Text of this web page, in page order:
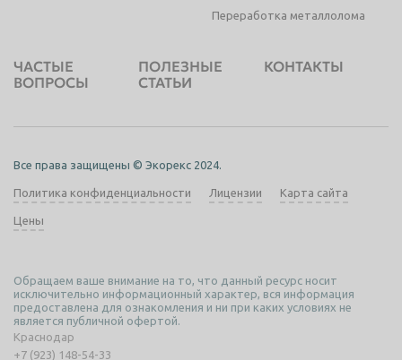
Переработка металлолома
ЧАСТЫЕ
ВОПРОСЫ
ПОЛЕЗНЫЕ
СТАТЬИ
КОНТАКТЫ
Все права защищены © Экорекс 2024.
Политика конфиденциальности Лицензии Карта сайта
Цены
Обращаем ваше внимание на то, что данный ресурс носит
исключительно информационный характер, вся информация
предоставлена для ознакомления и ни при каких условиях не
является публичной офертой.
Краснодар
+7 (923) 148-54-33